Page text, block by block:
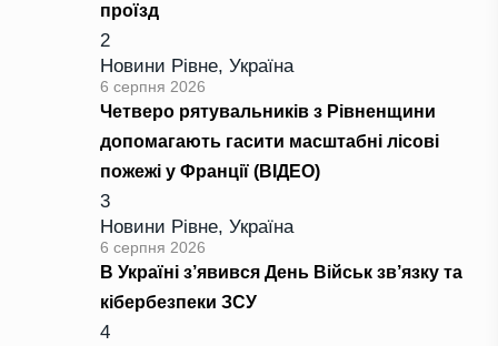
проїзд
2
Новини Рівне, Україна
6 серпня 2026
Четверо рятувальників з Рівненщини
допомагають гасити масштабні лісові
пожежі у Франції (ВІДЕО)
3
Новини Рівне, Україна
6 серпня 2026
В Україні з’явився День Військ зв’язку та
кібербезпеки ЗСУ
4